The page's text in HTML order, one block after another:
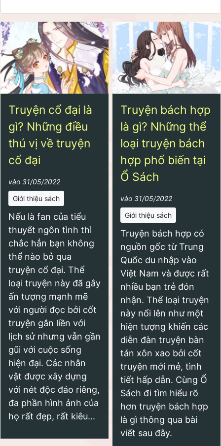
Truyện cổ đại là
gì? Những điều
thú vị về truyện
cổ đại
vào 31/05/2022
Giới thiệu sách
Nếu là fan của tiểu
thuyết ngôn tình thì
chắc hẳn bạn không
thể nào bỏ qua
truyện cổ đại. Thể
loại truyện này đã gây
ấn tượng mạnh mẽ
với người đọc bởi cốt
truyện gắn liền với
lịch sử nhưng vẫn gần
gũi với cuộc sống
hiện đại. Các nhân
vật được xây dựng
với nét độc đáo riêng,
đa phần hình ảnh của
họ rất đẹp, rất kiêu...
Truyện bách hợp
là gì? Những thể
loại truyện bách
hợp phổ biến tại
Ổ Sách
vào 31/05/2022
Giới thiệu sách
Truyện bách hợp có
nguồn gốc từ Trung
Quốc du nhập vào
Việt Nam và được rất
nhiều bạn trẻ đón
nhận. Thể loại truyện
này nổi lên như một
hiện tượng khiến các
diễn đàn truyện bàn
tán xôn xao bởi cốt
truyện mới mẻ, tình
tiết hấp dẫn. Cùng Ổ
Sách đi tìm hiểu rõ
hơn truyện bách hợp
là gì thông qua bài
viết sau đây.